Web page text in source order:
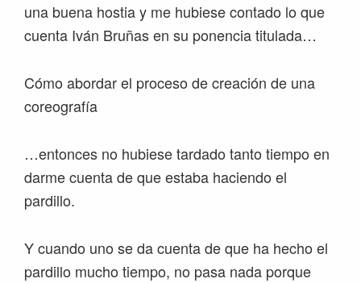
una buena hostia y me hubiese contado lo que
cuenta Iván Bruñas en su ponencia titulada…
Cómo abordar el proceso de creación de una
coreografía
…entonces no hubiese tardado tanto tiempo en
darme cuenta de que estaba haciendo el
pardillo.
Y cuando uno se da cuenta de que ha hecho el
pardillo mucho tiempo, no pasa nada porque